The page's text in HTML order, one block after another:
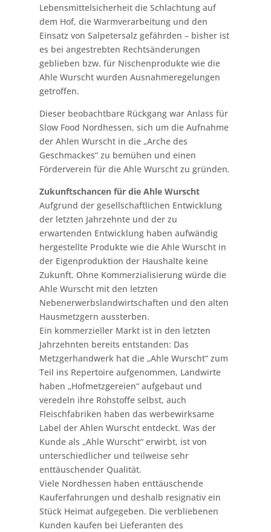
Lebensmittelsicherheit die Schlachtung auf
dem Hof, die Warmverarbeitung und den
Einsatz von Salpetersalz gefährden – bisher ist
es bei angestrebten Rechtsänderungen
geblieben bzw. für Nischenprodukte wie die
Ahle Wurscht wurden Ausnahmeregelungen
getroffen.
Dieser beobachtbare Rückgang war Anlass für
Slow Food Nordhessen, sich um die Aufnahme
der Ahlen Wurscht in die „Arche des
Geschmackes“ zu bemühen und einen
Förderverein für die Ahle Wurscht zu gründen.
Zukunftschancen für die Ahle Wurscht
Aufgrund der gesellschaftlichen Entwicklung
der letzten Jahrzehnte und der zu
erwartenden Entwicklung haben aufwändig
hergestellte Produkte wie die Ahle Wurscht in
der Eigenproduktion der Haushalte keine
Zukunft. Ohne Kommerzialisierung würde die
Ahle Wurscht mit den letzten
Nebenerwerbslandwirtschaften und den alten
Hausmetzgern aussterben.
Ein kommerzieller Markt ist in den letzten
Jahrzehnten bereits entstanden: Das
Metzgerhandwerk hat die „Ahle Wurscht“ zum
Teil ins Repertoire aufgenommen, Landwirte
haben „Hofmetzgereien“ aufgebaut und
veredeln ihre Rohstoffe selbst, auch
Fleischfabriken haben das werbewirksame
Label der Ahlen Wurscht entdeckt. Was der
Kunde als „Ahle Wurscht“ erwirbt, ist von
unterschiedlicher und teilweise sehr
enttäuschender Qualität.
Viele Nordhessen haben enttäuschende
Kauferfahrungen und deshalb resignativ ein
Stück Heimat aufgegeben. Die verbliebenen
Kunden kaufen bei Lieferanten des